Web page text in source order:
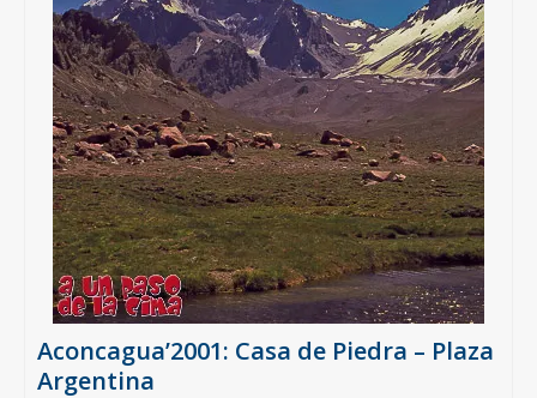
Aconcagua’2001: Casa de Piedra – Plaza
Argentina